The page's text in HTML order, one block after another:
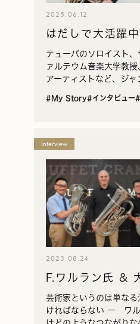
2025.06.12
はだしで大活躍
のマルチタレント
テューバのソロイスト
ァルテウム音楽大学教
アーティストなど、ジ
イヤー氏。2025年春、
イヤー氏から、ご自身の
訳：石坂浩毅（テューバ
#My Story#インタビュー
Interview
2023.08.24
F.ワルラン氏 &
池田正太 – 対談
芸術家というのは単な
ければならない ー ワ